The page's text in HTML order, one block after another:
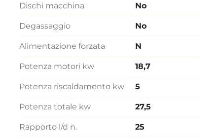
Dischi macchina No
Degassaggio No
Alimentazione forzata N
Potenza motori kw 18,7
Potenza riscaldamento kw 5
Potenza totale kw 27,5
Rapporto l/d n. 25